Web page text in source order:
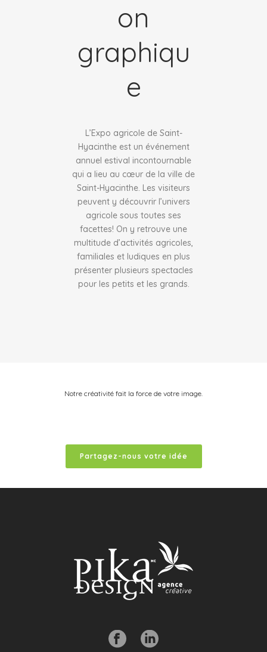
on
graphiqu
e
L’Expo agricole de Saint-
Hyacinthe est un événement
annuel estival incontournable
qui a lieu au cœur de la ville de
Saint-Hyacinthe. Les visiteurs
peuvent y découvrir l’univers
agricole sous toutes ses
facettes! On y retrouve une
multitude d’activités agricoles,
familiales et ludiques en plus
présenter plusieurs spectacles
pour les petits et les grands.
Notre créativité fait la force de votre image.
Partagez-nous votre idée